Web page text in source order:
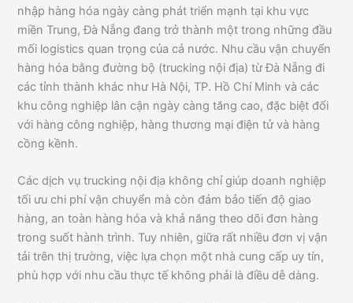
nhập hàng hóa ngày càng phát triển mạnh tại khu vực
miền Trung, Đà Nẵng đang trở thành một trong những đầu
mối logistics quan trọng của cả nước. Nhu cầu vận chuyển
hàng hóa bằng đường bộ (trucking nội địa) từ Đà Nẵng đi
các tỉnh thành khác như Hà Nội, TP. Hồ Chí Minh và các
khu công nghiệp lân cận ngày càng tăng cao, đặc biệt đối
với hàng công nghiệp, hàng thương mại điện tử và hàng
cồng kềnh.
Các dịch vụ trucking nội địa không chỉ giúp doanh nghiệp
tối ưu chi phí vận chuyển mà còn đảm bảo tiến độ giao
hàng, an toàn hàng hóa và khả năng theo dõi đơn hàng
trong suốt hành trình. Tuy nhiên, giữa rất nhiều đơn vị vận
tải trên thị trường, việc lựa chọn một nhà cung cấp uy tín,
phù hợp với nhu cầu thực tế không phải là điều dễ dàng.